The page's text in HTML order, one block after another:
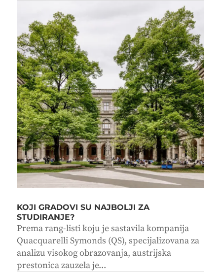
KOJI GRADOVI SU NAJBOLJI ZA
STUDIRANJE?
Prema rang-listi koju je sastavila kompanija
Quacquarelli Symonds (QS), specijalizovana za
analizu visokog obrazovanja, austrijska
prestonica zauzela je...